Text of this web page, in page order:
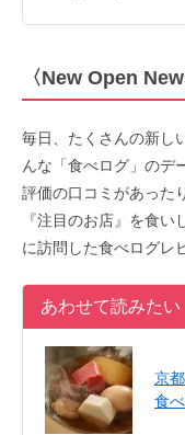
〈New Open
毎日、たくさんの新し
んな「食べログ」のデ
評価の口コミがあった
『注目のお店』を食
に訪問した食べログレ
あわせて読みたい
京
食